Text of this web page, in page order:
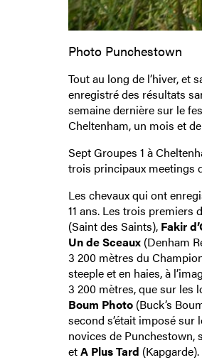
Photo Punchestown
Tout au long de l’hiver, et
enregistré des résultats
semaine dernière sur le
Cheltenham, un mois et
Sept Groupes 1 à
trois principaux meetings
Les chevaux qui ont
11 ans. Les trois premiers
(Saint des Saints), Fakir
Un de Sceaux(Denham
3 200 mètres du
steeple et en haies, à
3 200 mètres, que sur les
Boum Photo(Buck’s
second s’était imposé
novices de Punchestown,
etA Plus Tard (Kapgarde).